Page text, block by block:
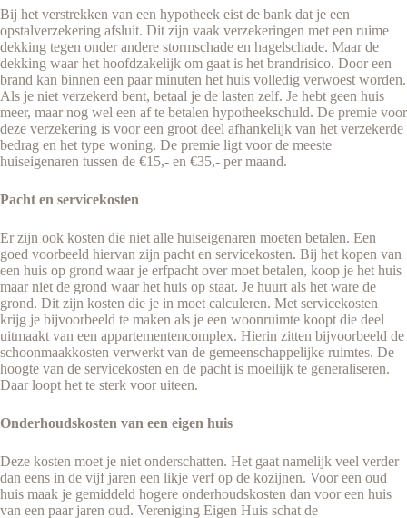
Bij het verstrekken van een hypotheek eist de bank dat je een
opstalverzekering afsluit. Dit zijn vaak verzekeringen met een ruime
dekking tegen onder andere stormschade en hagelschade. Maar de
dekking waar het hoofdzakelijk om gaat is het brandrisico. Door een
brand kan binnen een paar minuten het huis volledig verwoest worden.
Als je niet verzekerd bent, betaal je de lasten zelf. Je hebt geen huis
meer, maar nog wel een af te betalen hypotheekschuld. De premie voor
deze verzekering is voor een groot deel afhankelijk van het verzekerde
bedrag en het type woning. De premie ligt voor de meeste
huiseigenaren tussen de €15,- en €35,- per maand.
Pacht en servicekosten
Er zijn ook kosten die niet alle huiseigenaren moeten betalen. Een
goed voorbeeld hiervan zijn pacht en servicekosten. Bij het kopen van
een huis op grond waar je erfpacht over moet betalen, koop je het huis
maar niet de grond waar het huis op staat. Je huurt als het ware de
grond. Dit zijn kosten die je in moet calculeren. Met servicekosten
krijg je bijvoorbeeld te maken als je een woonruimte koopt die deel
uitmaakt van een appartementencomplex. Hierin zitten bijvoorbeeld de
schoonmaakkosten verwerkt van de gemeenschappelijke ruimtes. De
hoogte van de servicekosten en de pacht is moeilijk te generaliseren.
Daar loopt het te sterk voor uiteen.
Onderhoudskosten van een eigen huis
Deze kosten moet je niet onderschatten. Het gaat namelijk veel verder
dan eens in de vijf jaren een likje verf op de kozijnen. Voor een oud
huis maak je gemiddeld hogere onderhoudskosten dan voor een huis
van een paar jaren oud. Vereniging Eigen Huis schat de